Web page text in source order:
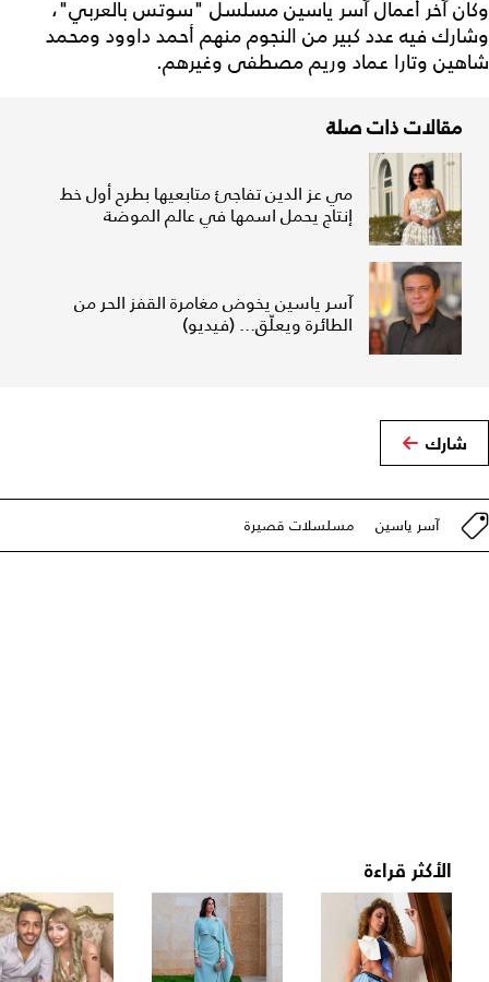
وكان آخر أعمال آسر ياسين مسلسل "سوتس بالعربي"،
وشارك فيه عدد كبير من النجوم منهم أحمد داوود ومحمد
شاهين وتارا عماد وريم مصطفى وغيرهم.
مقالات ذات صلة
مي عز الدين تفاجئ متابعيها بطرح أول خط
إنتاج يحمل اسمها في عالم الموضة
آسر ياسين يخوض مغامرة القفز الحر من
الطائرة ويعلّق... (فيديو)
شارك
آسر ياسين مسلسلات قصيرة
الأكثر قراءة